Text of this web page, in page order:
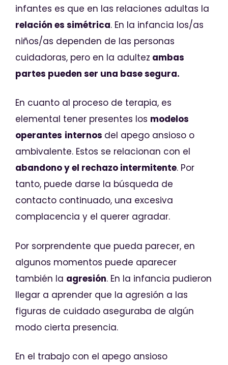
infantes es que en las relaciones adultas la
relación es simétrica. En la infancia los/as
niños/as dependen de las personas
cuidadoras, pero en la adultez ambas
partes pueden ser una base segura.
En cuanto al proceso de terapia, es
elemental tener presentes los modelos
operantes internos del apego ansioso o
ambivalente. Estos se relacionan con el
abandono y el rechazo intermitente. Por
tanto, puede darse la búsqueda de
contacto continuado, una excesiva
complacencia y el querer agradar.
Por sorprendente que pueda parecer, en
algunos momentos puede aparecer
también la agresión. En la infancia pudieron
llegar a aprender que la agresión a las
figuras de cuidado aseguraba de algún
modo cierta presencia.
En el trabajo con el apego ansioso